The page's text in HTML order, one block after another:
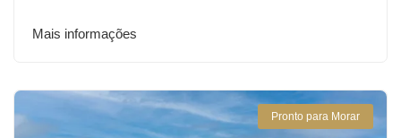
Mais informações
Pronto para Morar